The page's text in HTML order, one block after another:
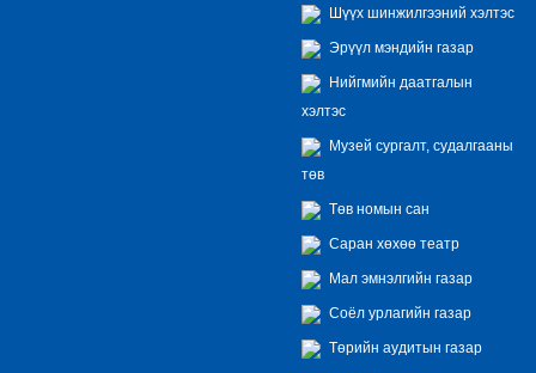
Шүүх шинжилгээний хэлтэс
Эрүүл мэндийн газар
Нийгмийн даатгалын
хэлтэс
Музей сургалт, судалгааны
төв
Төв номын сан
Саран хөхөө театр
Мал эмнэлгийн газар
Соёл урлагийн газар
Төрийн аудитын газар